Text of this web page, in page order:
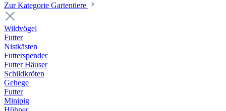
Zur Kategorie Gartentiere
Wildvögel
Futter
Nistkästen
Futterspender
Futter Häuser
Schildkröten
Gehege
Futter
Minipig